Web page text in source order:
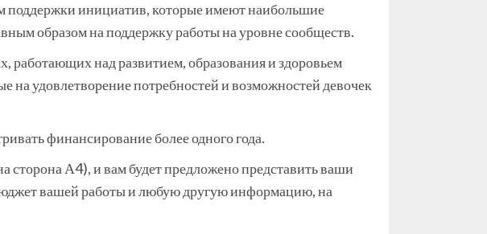
поддержки инициатив, которые имеют наибольшие
образом на поддержку работы на уровне сообществ.
работающих над развитием, образования и здоровьем
на удовлетворение потребностей и возможностей девочек
финансирование более одного года.
сторона А4), и вам будет предложено представить ваши
вашей работы и любую другую информацию, на